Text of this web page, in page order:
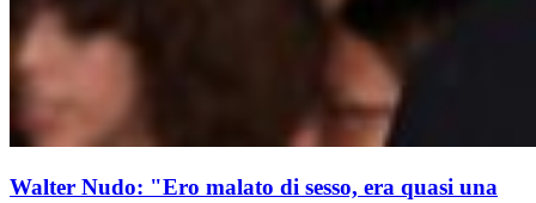
Walter Nudo: "Ero malato di sesso, era quasi una